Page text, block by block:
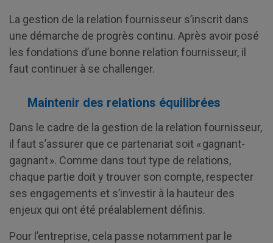
La gestion de la relation fournisseur s’inscrit dans
une démarche de progrès continu. Après avoir posé
les fondations d’une bonne relation fournisseur, il
faut continuer à se challenger.
Maintenir des relations équilibrées
Dans le cadre de la gestion de la relation fournisseur,
il faut s’assurer que ce partenariat soit « gagnant-
gagnant ». Comme dans tout type de relations,
chaque partie doit y trouver son compte, respecter
ses engagements et s’investir à la hauteur des
enjeux qui ont été préalablement définis.
Pour l’entreprise, cela passe notamment par le